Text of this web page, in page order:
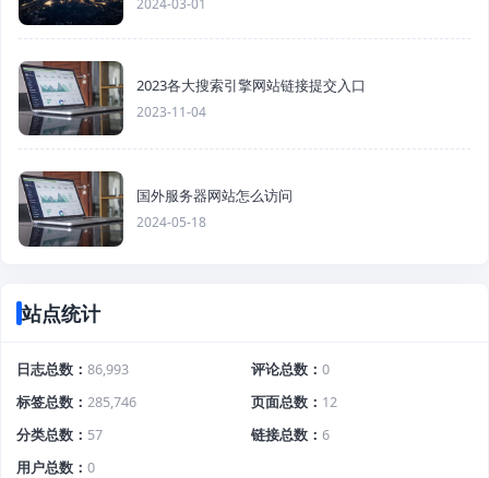
2023各大搜索引擎网站链接提交入口
2023-11-04
国外服务器网站怎么访问
2024-05-18
站点统计
日志总数 86,993 评论总数
0
标签总数
285,746 页面总数
12
分类总数
57 链接总数
6
用户总数
0